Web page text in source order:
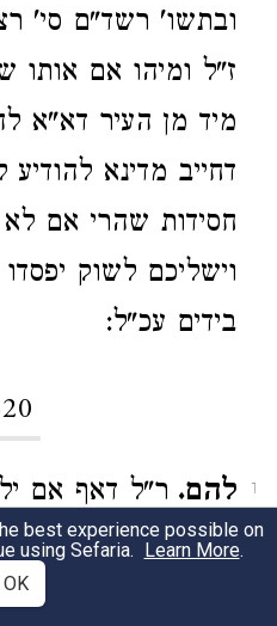
ובתשו' רשד"ם סי'
ז"ל ומיהו אם אותו
מיד מן העיר דא"א
דחייב מדינא
חסידות שהרי אם לא
וישליכם לשוק
בידים עכ"ל:
1 להם. ר"ל דאף אם
תצמיח כראוי צריך
הכרם כל דמי קצבתו
best experience possible on
using Sefaria. Learn More.
OK